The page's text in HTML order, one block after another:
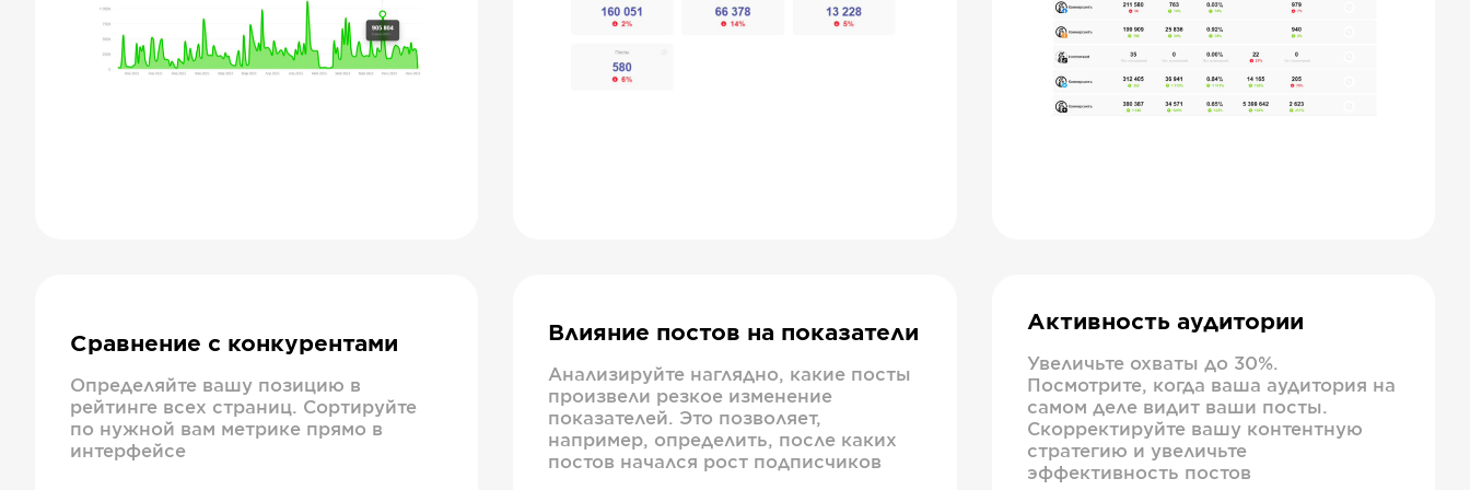
Сравнение с конкурентами
Определяйте вашу позицию в
рейтинге всех страниц. Сортируйте
по нужной вам метрике прямо в
интерфейсе
Влияние постов на показатели
Анализируйте наглядно, какие посты
произвели резкое изменение
показателей. Это позволяет,
например, определить, после каких
постов начался рост подписчиков
Активность аудитории
Увеличьте охваты до 30%.
Посмотрите, когда ваша аудитория на
самом деле видит ваши посты.
Скорректируйте вашу контентную
стратегию и увеличьте
эффективность постов